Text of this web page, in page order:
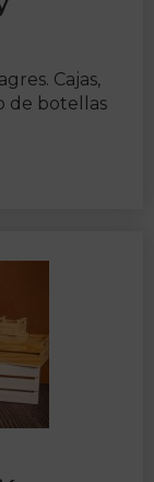
Cajas,
de botellas